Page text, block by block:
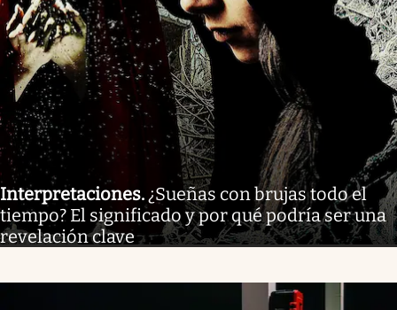
Interpretaciones. ¿Sueñas con brujas todo el
tiempo? El significado y por qué podría ser una
revelación clave